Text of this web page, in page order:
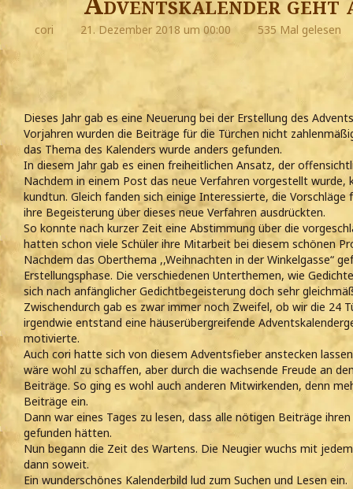
cori 21. Dezember 2018 um 00:00 535 Mal gelesen
Dieses Jahr gab es eine Neuerung bei der Erstellung des
Vorjahren wurden die Beiträge für die Türchen nicht
das Thema des Kalenders wurde anders gefunden.
In diesem Jahr gab es einen freiheitlichen Ansatz, der
Nachdem in einem Post das neue Verfahren vorgestellt wurde,
kundtun. Gleich fanden sich einige Interessierte, die
ihre Begeisterung über dieses neue Verfahren ausdrückten.
So konnte nach kurzer Zeit eine Abstimmung über die
hatten schon viele Schüler ihre Mitarbeit bei diesem schönen
Nachdem das Oberthema ,,Weihnachten in der Winkelgasse“
Erstellungsphase. Die verschiedenen Unterthemen, wie
sich nach anfänglicher Gedichtbegeisterung doch sehr
Zwischendurch gab es zwar immer noch Zweifel, ob wir die 24
irgendwie entstand eine häuserübergreifende
motivierte.
Auch cori hatte sich von diesem Adventsfieber anstecken
wäre wohl zu schaffen, aber durch die wachsende Freude an
Beiträge. So ging es wohl auch anderen Mitwirkenden, denn
Beiträge ein.
Dann war eines Tages zu lesen, dass alle nötigen Beiträge
gefunden hätten.
Nun begann die Zeit des Wartens. Die Neugier wuchs mit
dann soweit.
Ein wunderschönes Kalenderbild lud zum Suchen und Lesen ein.